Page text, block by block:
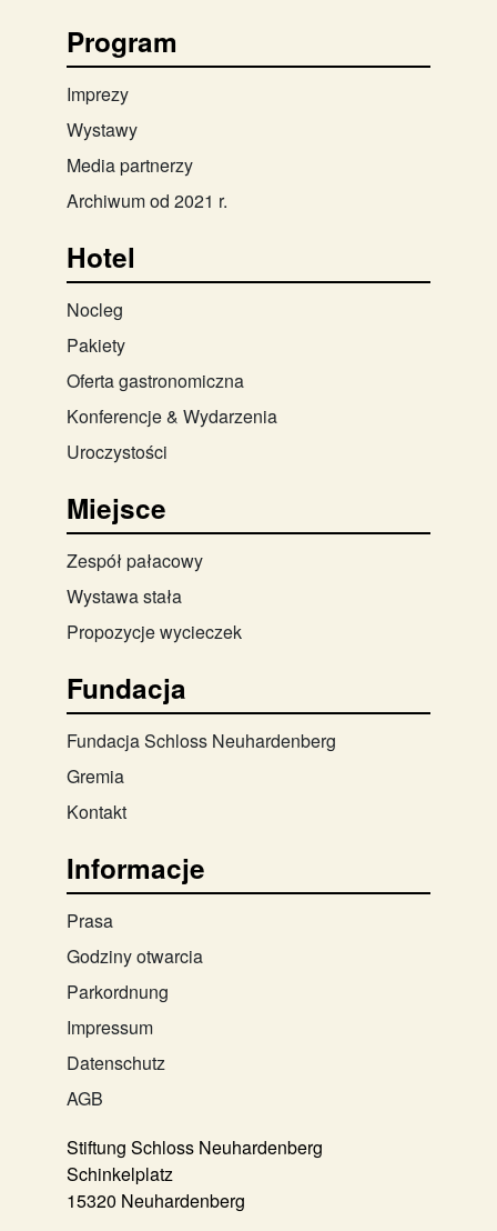
Program
Imprezy
Wystawy
Media partnerzy
Archiwum od 2021 r.
Hotel
Nocleg
Pakiety
Oferta gastronomiczna
Konferencje & Wydarzenia
Uroczystości
Miejsce
Zespół pałacowy
Wystawa stała
Propozycje wycieczek
Fundacja
Fundacja Schloss Neuhardenberg
Gremia
Kontakt
Informacje
Prasa
Godziny otwarcia
Parkordnung
Impressum
Datenschutz
AGB
Stiftung Schloss Neuhardenberg
Schinkelplatz
15320 Neuhardenberg